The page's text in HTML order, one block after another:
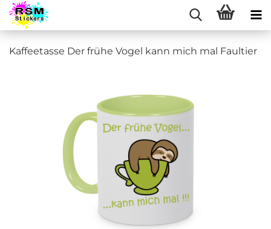
Kaffeetasse Der frühe Vogel kann mich mal Faultier